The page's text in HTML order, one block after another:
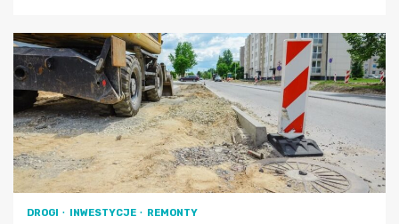
DROGI INWESTYCJE REMONTY